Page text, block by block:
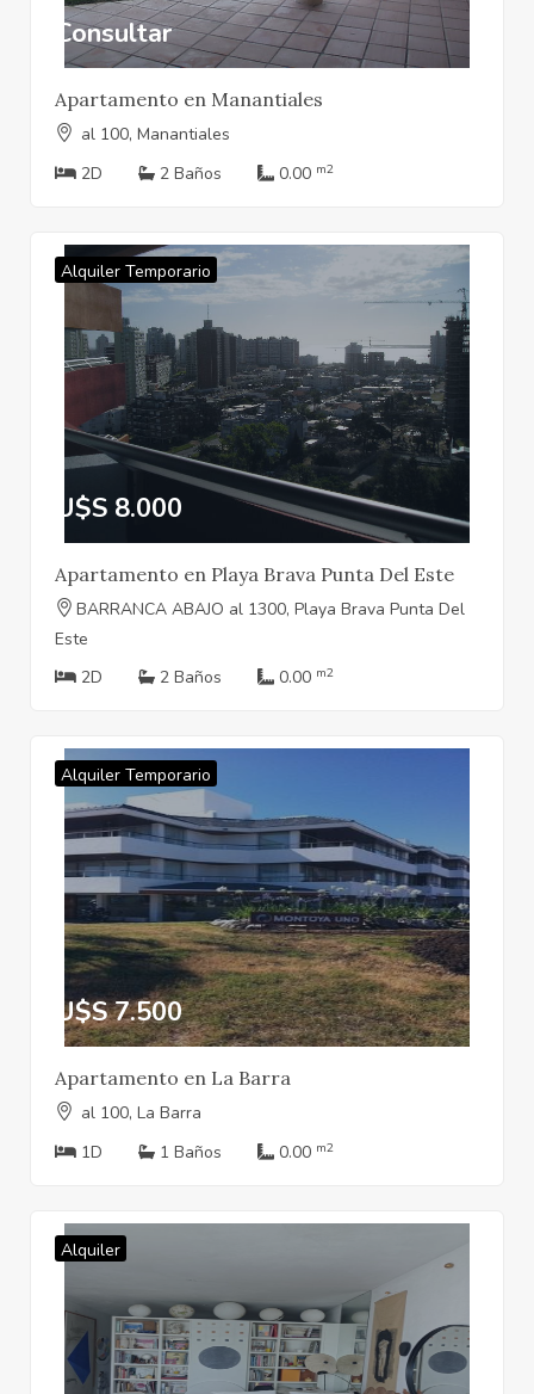
Consultar
Apartamento en Manantiales
al 100, Manantiales
2D
2 Baños 0.00 m2
Alquiler Temporario
U$S 8.000
Apartamento en Playa Brava Punta Del Este
BARRANCA ABAJO al 1300, Playa Brava Punta Del
Este
2D
2 Baños 0.00 m2
Alquiler Temporario
U$S 7.500
Apartamento en La Barra
al 100, La Barra
1D
1 Baños 0.00 m2
Alquiler